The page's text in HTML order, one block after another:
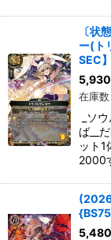
〔状
ー(ト
SEC
5,930
在庫
_ソ
ば__
ット1
2000
5,480